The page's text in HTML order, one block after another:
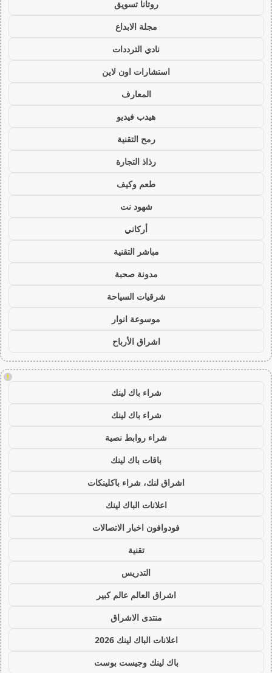
روتانا تسويق
مجلة الابداع
نادي الترددات
استشارات اون لاين
المعارف
هيدب فيديو
رمح التقنية
رذاذ التجارة
طعم وكيف
شهود نت
أركاني
مباشر التقنية
مدونة صحبة
شرقيات السياحة
موسوعة انوار
اشراق الأرباح
!
شراء باك لينك
شراء باك لينك
شراء روابط نصية
باقات باك لينك
اشراق لنك، شراء باكلينكات
اعلانات الباك لينك
فودوافون اخبار الاتصالات
تقنية
التدريس
اشراق العالم عالم كبير
منتدى الاشراق
اعلانات الباك لينك 2026
باك لينك وجيست بوست